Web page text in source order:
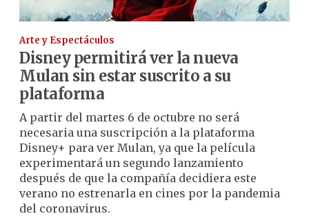
Arte y Espectáculos
Disney permitirá ver la nueva
Mulan sin estar suscrito a su
plataforma
A partir del martes 6 de octubre no será
necesaria una suscripción a la plataforma
Disney+ para ver Mulan, ya que la película
experimentará un segundo lanzamiento
después de que la compañía decidiera este
verano no estrenarla en cines por la pandemia
del coronavirus.